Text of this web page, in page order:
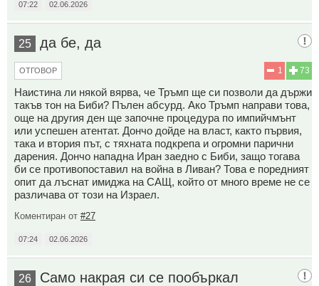
07:22 02.06.2026
25 да бе, да
73
1
ОТГОВОР
Наистина ли някой вярва, че Тръмп ще си позволи да държи
такъв тон на Биби? Пълен абсурд. Ако Тръмп направи това,
още на другия ден ще започне процедура по импийчмънт
или успешен атентат. Дончо дойде на власт, както първия,
така и втория път, с тяхната подкрепа и огромни парични
дарения. Дончо нападна Иран заедно с Биби, защо тогава
би се противопоставил на война в Ливан? Това е поредният
опит да лъснат имиджа на САЩ, който от много време не се
различава от този на Израел.
Коментиран от #27
07:24 02.06.2026
26 Само накрая си се пообъркал